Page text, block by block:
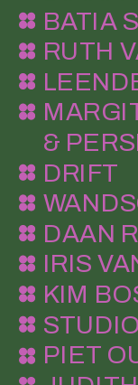
BATIA
RUTH
&
DRIFT
DAAN
IRIS
KIM
PIET